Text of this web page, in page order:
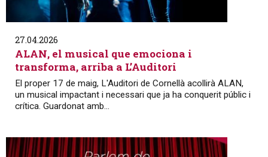
27.04.2026
ALAN, el musical que emociona i
transforma, arriba a L’Auditori
El proper 17 de maig, L'Auditori de Cornellà acollirà ALAN,
un musical impactant i necessari que ja ha conquerit públic i
crítica. Guardonat amb...